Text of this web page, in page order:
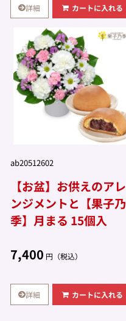
詳細 カートに入れる
ab20512602
【お盆】お供えのアレ
ンジメントと【果子乃
季】月まる 15個入
7,400 円（税込）
詳細 カートに入れる